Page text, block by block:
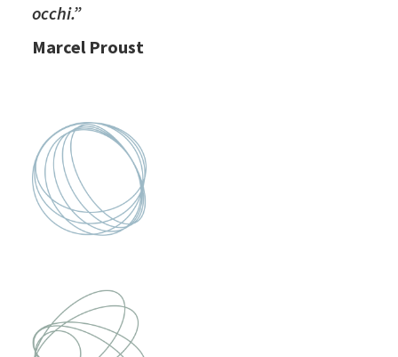
occhi.”
Marcel Proust